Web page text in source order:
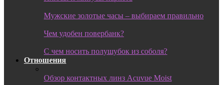
Мужские золотые часы – выбираем правильно
Чем удобен повербанк?
С чем носить полушубок из соболя?
Отношения
Обзор контактных линз Acuvue Moist